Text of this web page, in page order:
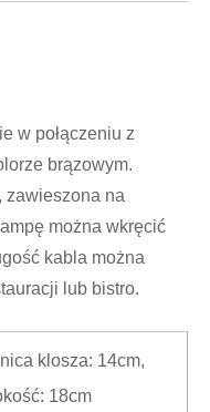
w połączeniu z
brązowym.
zawieszona na
można wkręcić
kabla można
lub bistro.
klosza: 14cm,
18cm